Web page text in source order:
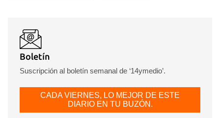
Boletín
Suscripción al boletín semanal de ‘14ymedio’.
CADA VIERNES, LO MEJOR DE ESTE
DIARIO EN TU BUZÓN.